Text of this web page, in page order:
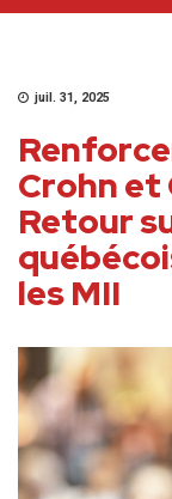
juil. 31, 2025
Crohn et
Retour
les MII